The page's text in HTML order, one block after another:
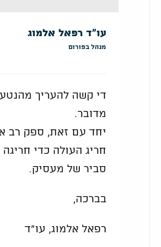
עו"ד רפאל אלמוג
מנהל בפורום
די קשה להעריך
מדובר.
יחד עם זאת, ספק רב
חריג העולה כדי
סביר של מעסיק.
בברכה,
רפאל אלמוג, עו"ד